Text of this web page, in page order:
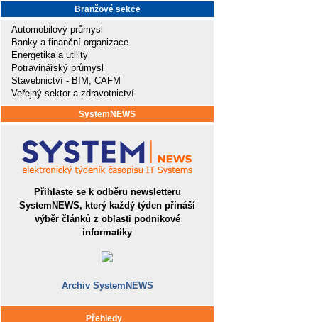
Branžové sekce
Automobilový průmysl
Banky a finanční organizace
Energetika a utility
Potravinářský průmysl
Stavebnictví - BIM, CAFM
Veřejný sektor a zdravotnictví
SystemNEWS
Přihlaste se k odběru newsletteru
SystemNEWS, který každý týden přináší
výběr článků z oblasti podnikové
informatiky
Archiv SystemNEWS
Přehledy